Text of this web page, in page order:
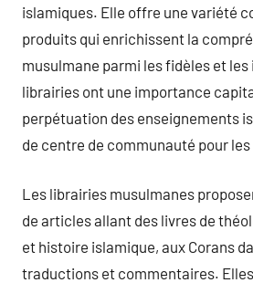
islamiques. Elle offre une variété
produits qui enrichissent la
musulmane parmi les fidèles et les
librairies ont une importance
perpétuation des enseignements
de centre de communauté pour
Les librairies musulmanes
de articles allant des livres de
et histoire islamique, aux Corans
traductions et commentaires.